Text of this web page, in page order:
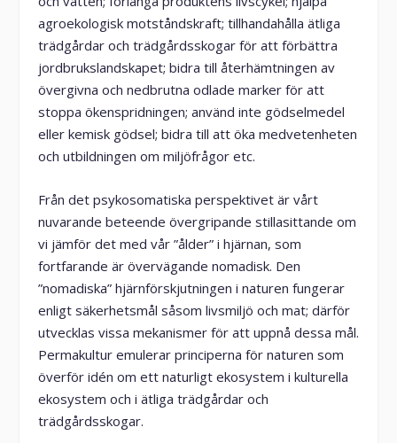
agroekologisk motståndskraft; tillhandahålla ätliga
trädgårdar och trädgårdsskogar för att förbättra
jordbrukslandskapet; bidra till återhämtningen av
övergivna och nedbrutna odlade marker för att
stoppa ökenspridningen; använd inte gödselmedel
eller kemisk gödsel; bidra till att öka medvetenheten
och utbildningen om miljöfrågor etc.
Från det psykosomatiska perspektivet är vårt
nuvarande beteende övergripande stillasittande om
vi jämför det med vår ”ålder” i hjärnan, som
fortfarande är övervägande nomadisk. Den
”nomadiska” hjärnförskjutningen i naturen fungerar
enligt säkerhetsmål såsom livsmiljö och mat; därför
utvecklas vissa mekanismer för att uppnå dessa mål.
Permakultur emulerar principerna för naturen som
överför idén om ett naturligt ekosystem i kulturella
ekosystem och i ätliga trädgårdar och
trädgårdsskogar.